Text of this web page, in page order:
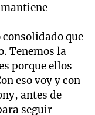
consolidado que
Tenemos la
porque ellos
eso voy y con
antes de
seguir